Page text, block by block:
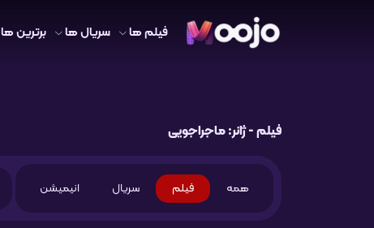
فیلم ها سریال ها برترین ها
فیلم - ژانر: ماجراجویی
همه فیلم سریال انیمیشن